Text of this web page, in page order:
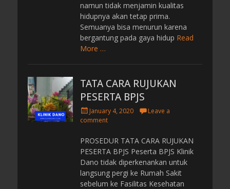
namun tidak menjamin kualitas
hidupnya akan tetap prima.
Semuanya bisa menurun karena
bergantung pada gaya hidup Read
More …
TATA CARA RUJUKAN
PESERTA BPJS
P
o
t
e
d
o
n
January 4, 2020
Leave a
comment
PROSEDUR TATA CARA RUJUKAN
PESERTA BPJS Peserta BPJS Klinik
Dano tidak diperkenankan untuk
langsung pergi ke Rumah Sakit
sebelum ke Fasilitas Kesehatan